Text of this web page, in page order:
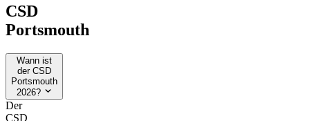
CSD
Portsmouth
Wann ist
der CSD
Portsmouth
2026?
Der
CSD